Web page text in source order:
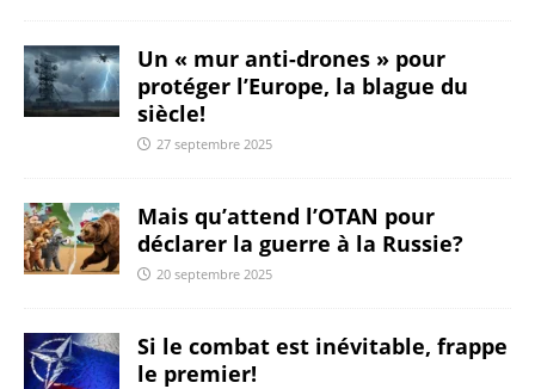
Un « mur anti-drones » pour
protéger l’Europe, la blague du
siècle!
27 septembre 2025
Mais qu’attend l’OTAN pour
déclarer la guerre à la Russie?
20 septembre 2025
Si le combat est inévitable, frappe
le premier!